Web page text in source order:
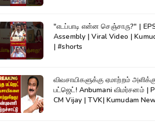
"எடப்பாடி என்ன செஞ்சாரு?" |
Assembly | Viral Video |
| #shorts
விவசாயிகளுக்கு ஏமாற்றம்
பட்ஜெட்! Anbumani விமர்சனம் | PMK |
CM Vijay | TVK| Kumudam